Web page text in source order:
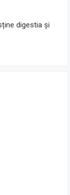
digestia și